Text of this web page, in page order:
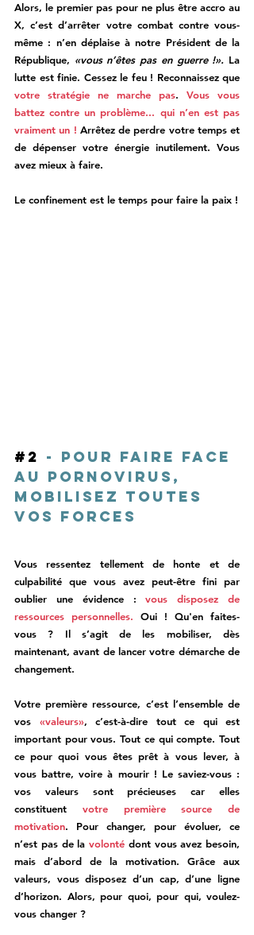
Alors, le premier pas pour ne plus être accro au
X, c’est d’arrêter votre combat contre vous-
même : n’en déplaise à notre Président de la
République, «vous n’êtes pas en guerre !». La
votre stratégie ne marche pas.
Vous vous
battez contre un problème... qui n’en est pas
vraiment un ! Arrêtez de perdre votre temps et
de dépenser votre énergie inutilement. Vous
avez mieux à faire.
Le confinement est le temps pour faire la paix !
#2 - Pour faire face
au Pornovirus,
mobilisez toutes
vos forces
Vous ressentez tellement de honte et de
culpabilité que vous avez peut-être fini par
oublier une évidence : vous disposez de
ressources personnelles. Oui ! Qu'en faites-
vous ? Il s’agit de les mobiliser, dès
maintenant, avant de lancer votre démarche de
changement.
Votre première ressource, c’est l’ensemble de
vos «valeurs», c’est-à-dire tout ce qui est
important pour vous. Tout ce qui compte. Tout
ce pour quoi vous êtes prêt à vous lever, à
vous battre, voire à mourir ! Le saviez-vous :
vos valeurs sont précieuses car elles
constituent votre première source de
motivation. Pour changer, pour évoluer, ce
n’est pas de la volonté dont vous avez besoin,
mais d’abord de la motivation. Grâce aux
valeurs, vous disposez d’un cap, d’une ligne
d’horizon. Alors, pour quoi, pour qui, voulez-
vous changer ?